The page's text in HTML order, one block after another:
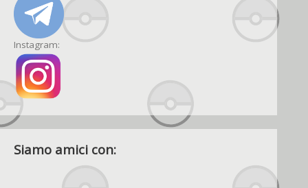
Instagram:
Siamo amici con: